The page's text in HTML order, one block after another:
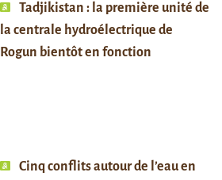
Tadjikistan : la première unité de
la centrale hydroélectrique de
Rogun bientôt en fonction
Cinq conflits autour de l’eau en